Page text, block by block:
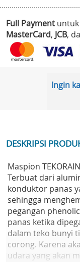
Full Payment
MasterCard, JCB,
Ingin
DESKRIPSI
Maspion
Terbuat dari
konduktor panas
sehingga
pegangan
panas ketika
dalam teko bunyi
corong. Karena
udara yang akan